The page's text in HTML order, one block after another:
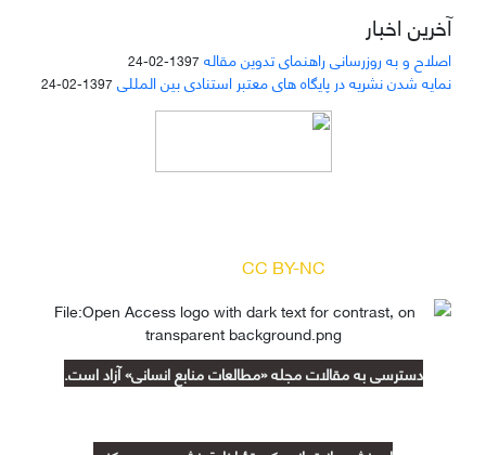
آخرین اخبار
اصلاح و به روزرسانی راهنمای تدوین مقاله 1397-02-24
نمایه شدن نشریه در پایگاه های معتبر استنادی بین المللی 1397-02-24
CC BY-NC
دسترسی به مقالات مجله «مطالعات منابع انسانی» آزاد است.